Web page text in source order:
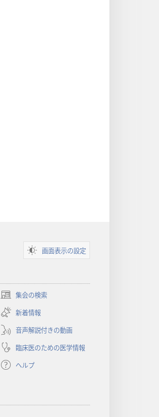
画面表示の設定
集会の検索
（新
し
い
タ
ブ
で
開
く）
新着情報
音声解説付きの動画
臨床医のための医学情報
ヘルプ